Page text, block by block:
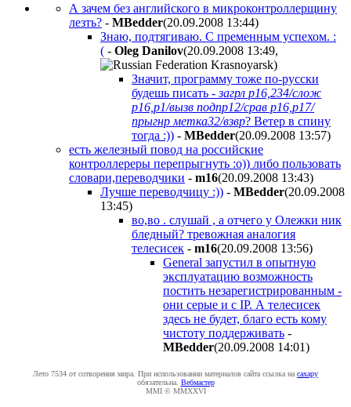
А зачем без английского в микроконтроллерщину
лезть? - MBedder(20.09.2008 13:44)
Знаю, подтягиваю. С пременным успехом. :
( - Oleg Danilov(20.09.2008 13:49,
)
Значит, программу тоже по-русски
будешь писать -загрл р16,234/слож
р16,р1/вызв подпр12/срав р16,р17/
прыгнр метка32/взвр? Ветер в спину
тогда :)) - MBedder(20.09.2008 13:57)
есть железный повод на российские
контроллереры перепрыгнуть :о)) либо пользовать
словари,переводчики - m16(20.09.2008 13:43)
Лучше переводчицу :)) - MBedder(20.09.2008
13:45)
во,во . слушай , а отчего у Олежки ник
бледный? тревожная аналогия
телесисек - m16(20.09.2008 13:56)
General запустил в опытную
эксплуатацию возможность
постить незарегистрированным -
они серые и с IP. А телесисек
здесь не будет, благо есть кому
чистоту поддерживать -
MBedder(20.09.2008 14:01)
Лето 7534 от сотворения мира. При использовании материалов сайта ссылка на caxapу
обязательна. Вебмастер
MMI © MMXXVI